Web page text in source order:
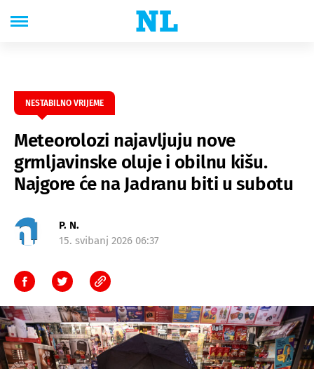
NESTABILNO VRIJEME
Meteorolozi najavljuju nove
grmljavinske oluje i obilnu kišu.
Najgore će na Jadranu biti u subotu
P. N.
15. svibanj 2026 06:37